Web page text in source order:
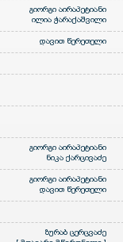
გიორგი აირაპეტიანი
ილია ჭარაქაშვილი
დავით წერეთელი
გიორგი აირაპეტიანი
ნიკა ქარცივაძე
გიორგი აირაპეტიანი
დავით წერეთელი
ზურაბ ცერცვაძე